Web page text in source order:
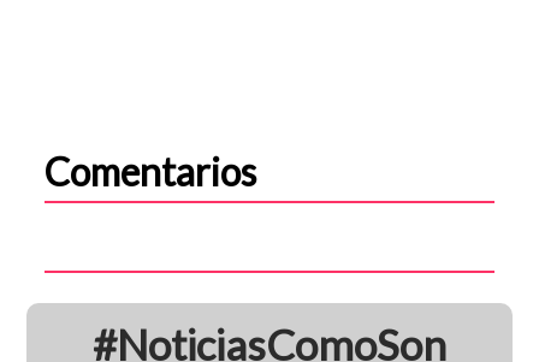
Comentarios
#NoticiasComoSon